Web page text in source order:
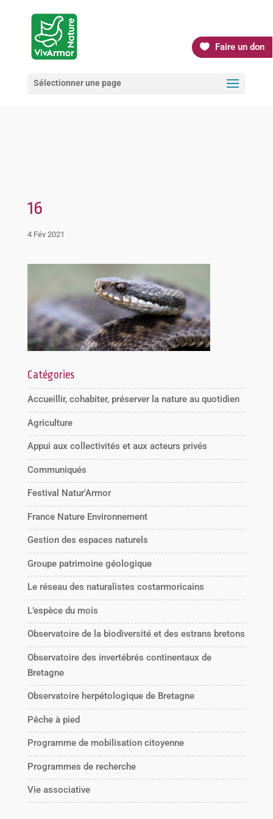
Faire un don
Sélectionner une page
16
4 Fév 2021
Catégories
Accueillir, cohabiter, préserver la nature au quotidien
Agriculture
Appui aux collectivités et aux acteurs privés
Communiqués
Festival Natur'Armor
France Nature Environnement
Gestion des espaces naturels
Groupe patrimoine géologique
Le réseau des naturalistes costarmoricains
L’espèce du mois
Observatoire de la biodiversité et des estrans bretons
Observatoire des invertébrés continentaux de
Bretagne
Observatoire herpétologique de Bretagne
Pêche à pied
Programme de mobilisation citoyenne
Programmes de recherche
Vie associative